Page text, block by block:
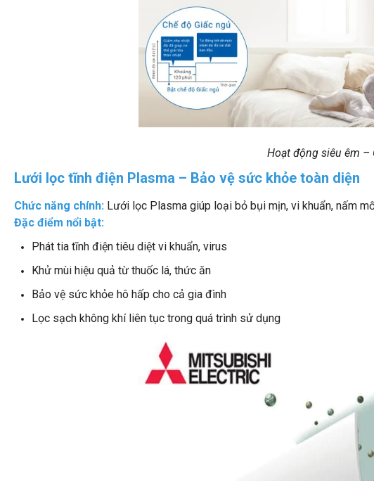
Hoạt động siêu êm –
Lưới lọc tĩnh điện Plasma – Bảo vệ sức khỏe toàn diện
Chức năng chính: Lưới lọc Plasma giúp loại bỏ bụi mịn, vi khuẩn, nấm
Đặc điểm nổi bật:
Phát tia tĩnh điện tiêu diệt vi khuẩn, virus
Khử mùi hiệu quả từ thuốc lá, thức ăn
Bảo vệ sức khỏe hô hấp cho cả gia đình
Lọc sạch không khí liên tục trong quá trình sử dụng